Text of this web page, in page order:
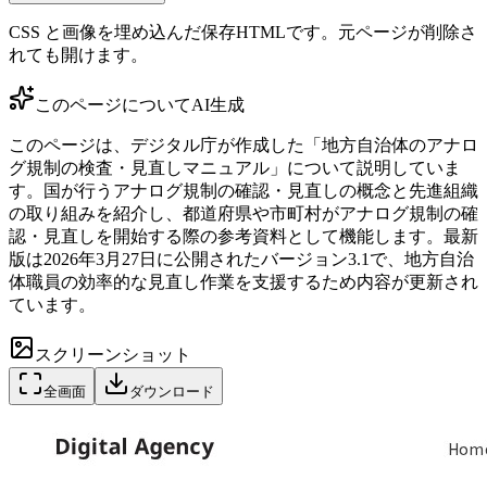
CSS と画像を埋め込んだ保存HTMLです。元ページが削除さ
れても開けます。
このページについてAI生成
このページは、デジタル庁が作成した「地方自治体のアナロ
グ規制の検査・見直しマニュアル」について説明していま
す。国が行うアナログ規制の確認・見直しの概念と先進組織
の取り組みを紹介し、都道府県や市町村がアナログ規制の確
認・見直しを開始する際の参考資料として機能します。最新
版は2026年3月27日に公開されたバージョン3.1で、地方自治
体職員の効率的な見直し作業を支援するため内容が更新され
ています。
スクリーンショット
全画面 ダウンロード